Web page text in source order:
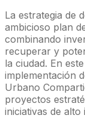
La estrategia de
ambicioso plan
combinando
recuperar y
la ciudad. En
implementación
Urbano
proyectos
iniciativas de alto